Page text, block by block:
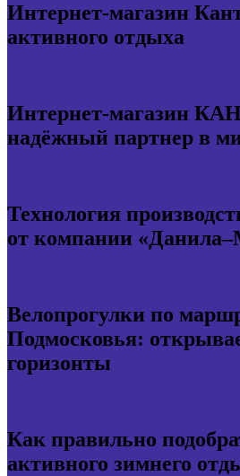
Интернет-магазин
активного отдыха
Интернет-магазин
надёжный партнер в
Технология
от компании
Велопрогулки по
Подмосковья:
горизонты
Как правильно
активного зимнего